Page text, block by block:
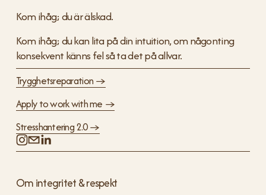
Kom ihåg; du är älskad.
Kom ihåg; du kan lita på din intuition, om någonting
konsekvent känns fel så ta det på allvar.
Trygghetsreparation →
Apply to work with me →
Stresshantering 2.0 →
Om integritet & respekt